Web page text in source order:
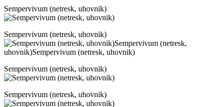
Sempervivum (netresk, uhovnik)
Sempervivum (netresk, uhovnik)
Sempervivum (netresk, uhovnik)
Sempervivum (netresk, uhovnik)